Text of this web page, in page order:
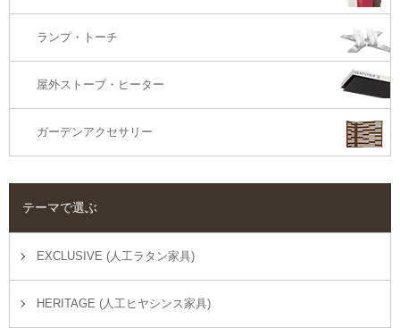
ランプ・トーチ
屋外ストーブ・ヒーター
ガーデンアクセサリー
テーマで選ぶ
EXCLUSIVE (人工ラタン家具)
HERITAGE (人工ヒヤシンス家具)